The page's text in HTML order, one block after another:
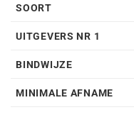
SOORT
UITGEVERS NR 1
BINDWIJZE
MINIMALE AFNAME